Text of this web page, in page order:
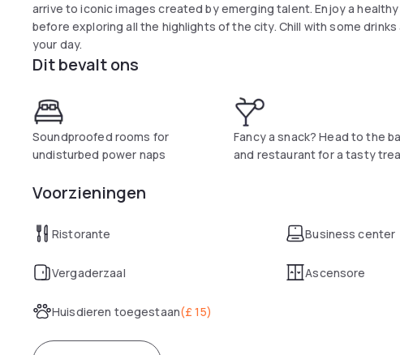
arrive to iconic images created by emerging talent. Enjoy a
before exploring all the highlights of the city. Chill with some
your day.
Dit bevalt ons
Soundproofed rooms for
undisturbed power naps
Fancy a snack? Head to the
and restaurant for a tasty
Voorzieningen
Ristorante Business center
Vergaderzaal Ascensore
Huisdieren toegestaan(£ 15)